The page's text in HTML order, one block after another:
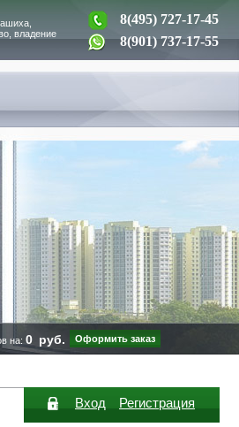
8(495) 727-17-45
8(901) 737-17-55
владение
на: 0 руб. Оформить заказ
Вход Регистрация